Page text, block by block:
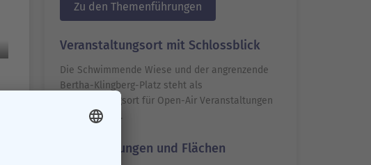
Zu den Themenführungen
Veranstaltungsort mit Schlossblick
Die Schwimmende Wiese und der angrenzende
Bertha-Klingberg-Platz steht als
Veranstaltungsort für Open-Air Veranstaltungen
zur Verfügung.
Veranstaltungen und Flächen